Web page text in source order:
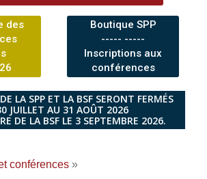
des
Boutique SPP
----- -----
Inscriptions aux
conférences
LA SPP ET LA BSF SERONT FERMÉS
JUILLET AU 31 AOÛT 2026
DE LA BSF LE 3 SEPTEMBRE 2026.
conférences »